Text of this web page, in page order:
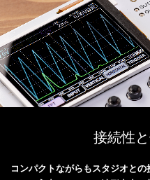
接続性
コンパクトながらもスタジオと